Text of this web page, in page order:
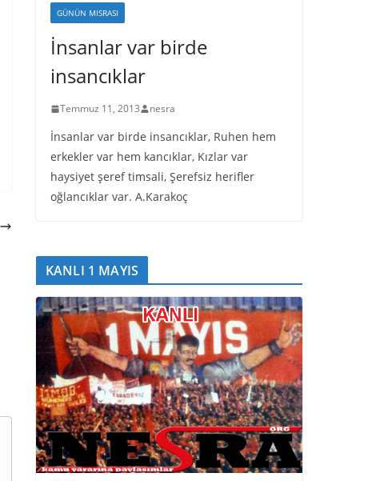
GÜNÜN MISRASI
İnsanlar var birde
insancıklar
Temmuz 11, 2013 nesra
İnsanlar var birde insancıklar, Ruhen hem
erkekler var hem kancıklar, Kızlar var
haysiyet şeref timsali, Şerefsiz herifler
oğlancıklar var. A.Karakoç
KANLI 1 MAYIS